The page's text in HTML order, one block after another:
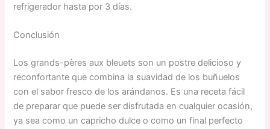
refrigerador hasta por 3 días.
Conclusión
Los grands-pères aux bleuets son un postre delicioso y
reconfortante que combina la suavidad de los buñuelos
con el sabor fresco de los arándanos. Es una receta fácil
de preparar que puede ser disfrutada en cualquier ocasión,
ya sea como un capricho dulce o como un final perfecto